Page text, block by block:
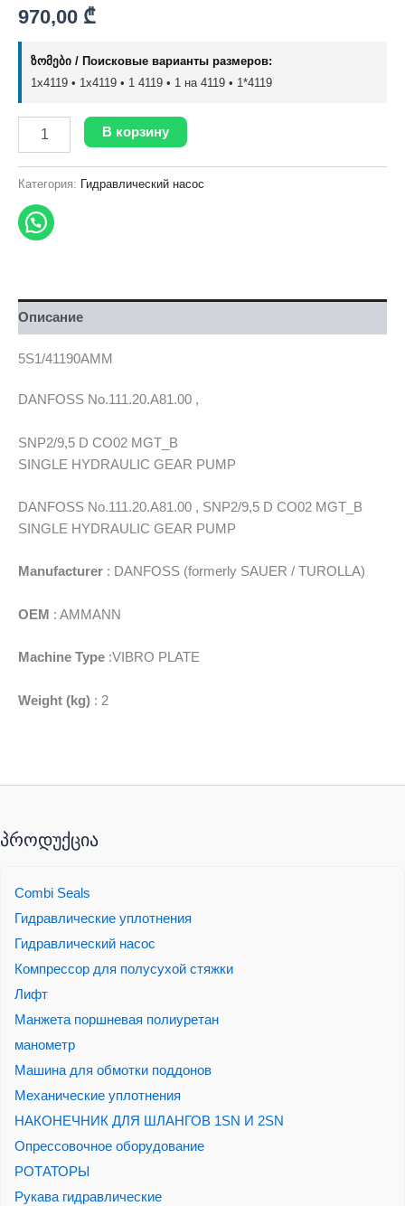
970,00 ₾
ზომები / Поисковые варианты размеров:
1x4119 • 1х4119 • 1 4119 • 1 на 4119 • 1*4119
В корзину
Категория: Гидравлический насос
Описание
5S1/41190AMM
DANFOSS No.111.20.A81.00 ,
SNP2/9,5 D CO02 MGT_B
SINGLE HYDRAULIC GEAR PUMP
DANFOSS No.111.20.A81.00 , SNP2/9,5 D CO02 MGT_B
SINGLE HYDRAULIC GEAR PUMP
Manufacturer : DANFOSS (formerly SAUER / TUROLLA)
OEM : AMMANN
Machine Type :VIBRO PLATE
Weight (kg) : 2
პროდუქცია
Combi Seals
Гидравлические уплотнения
Гидравлический насос
Компрессор для полусухой стяжки
Лифт
Манжета поршневая полиуретан
манометр
Машина для обмотки поддонов
Механические уплотнения
НАКОНЕЧНИК ДЛЯ ШЛАНГОВ 1SN И 2SN
Опрессовочное оборудование
РОТАТОРЫ
Рукава гидравлические